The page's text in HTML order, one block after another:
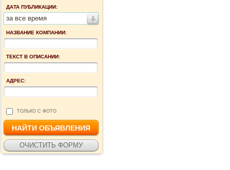
ДАТА ПУБЛИКАЦИИ:
за все время
НАЗВАНИЕ КОМПАНИИ:
ТЕКСТ В ОПИСАНИИ:
АДРЕС:
ТОЛЬКО С ФОТО